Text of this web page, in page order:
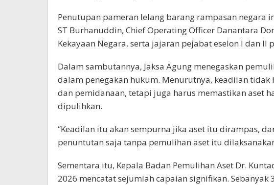
Penutupan pameran lelang barang rampasan negara
ST Burhanuddin, Chief Operating Officer Danantara
Kekayaan Negara, serta jajaran pejabat eselon I dan II
Dalam sambutannya, Jaksa Agung menegaskan
dalam penegakan hukum. Menurutnya, keadilan
dan pemidanaan, tetapi juga harus memastikan aset
dipulihkan.
“Keadilan itu akan sempurna jika aset itu dirampas,
penuntutan saja tanpa pemulihan aset itu
Sementara itu, Kepala Badan Pemulihan Aset Dr.
2026 mencatat sejumlah capaian signifikan. Sebanyak